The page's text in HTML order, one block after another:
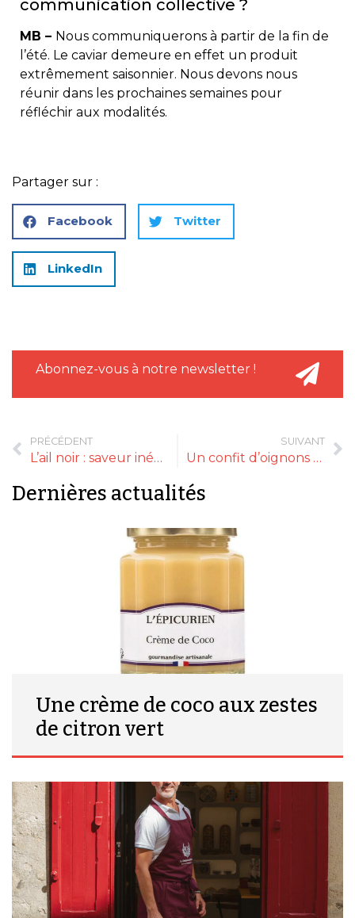
communication collective ?
MB – Nous communiquerons à partir de la fin de
l’été. Le caviar demeure en effet un produit
extrêmement saisonnier. Nous devons nous
réunir dans les prochaines semaines pour
réfléchir aux modalités.
Partager sur :
Facebook Twitter
LinkedIn
Abonnez-vous à notre newsletter !
PRÉCÉDENT
L’ail noir : saveur inédite pour la moutarde et la mayo
SUIVANT
Un confit d’oignons au safran et raisins secs
Dernières actualités
Une crème de coco aux zestes
de citron vert